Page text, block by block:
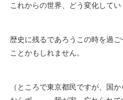
これからの世界、どう変化してい
歴史に残るであろうこの時を過
ことかもしれません。
（ところで東京都民ですが、国